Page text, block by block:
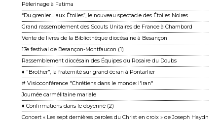
Pèlerinage à Fatima
“Du grenier… aux Étoiles”, le nouveau spectacle des Étoiles Noires
Grand rassemblement des Scouts Unitaires de France à Chambord
Vente de livres de la Bibliothèque diocésaine à Besançon
17e festival de Besançon-Montfaucon (1)
Rassemblement diocésain des Équipes du Rosaire du Doubs
♦ "Brother", la fraternité sur grand écran à Pontarlier
# Visioconférence "Chrétiens dans le monde: l'Iran"
Journée carmélitaine mariale
♦ Confirmations dans le doyenné (2)
Concert « Les sept dernières paroles du Christ en croix » de Joseph Haydn